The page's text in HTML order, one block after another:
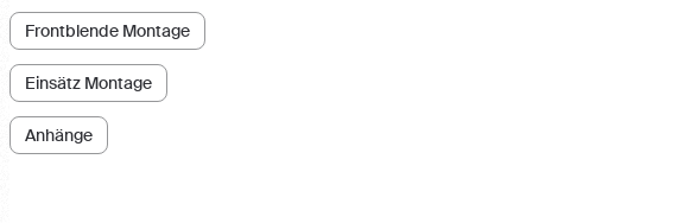
Frontblende Montage
Einsätz Montage
Anhänge